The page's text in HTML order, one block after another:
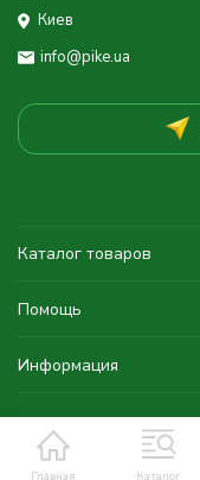
Главная Каталог
Киев
info@pike.ua
Каталог товаров
Помощь
Информация